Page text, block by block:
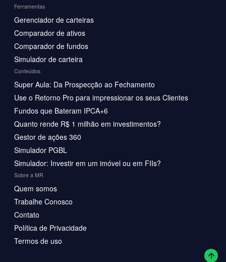
Ferramentas
Gerenciador de carteiras
Comparador de ativos
Comparador de fundos
Simulador de carteira
Conteúdos
Super Aula: Da Prospecção ao Fechamento
Use o Retorno Pro para impressionar os seus Clientes
Fundos que Bateram IPCA+6
Quanto rende R$ 1 milhão em investimentos?
Gestor de ações 360
Simulador PGBL
Simulador: Investir em um imóvel ou em FIIs?
Sobre a MR
Quem somos
Trabalhe Conosco
Contato
Política de Privacidade
Termos de uso